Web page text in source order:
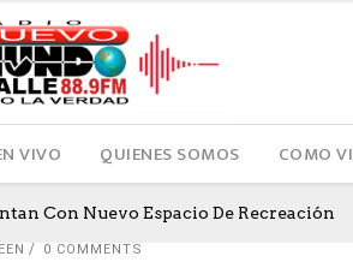
VIVO QUIENES SOMOS COMO
Con Nuevo Espacio De Recreación
0 COMMENTS